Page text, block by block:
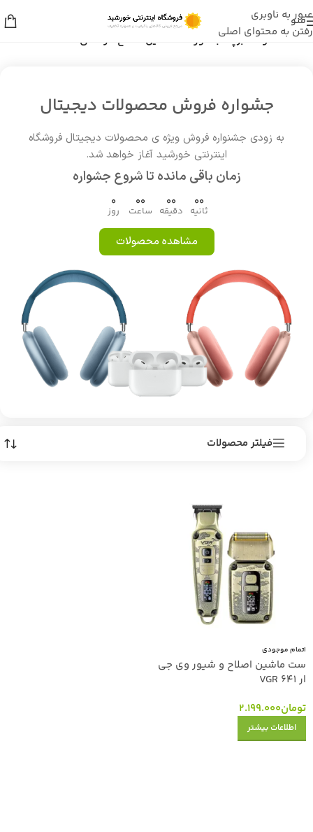
عبور به ناوبری
رفتن به محتوای اصلی
منو
خانه/ محصولات برچسب خورده “ماشین اصلاح حرفه ای VGR 641”
جشواره فروش محصولات دیجیتال
به زودی جشنواره فروش ویژه ی محصولات دیجیتال فروشگاه
اینترنتی خورشید آغاز خواهد شد.
زمان باقی مانده تا شروع جشواره
0
روز
00
ساعت
00
دقیقه
00
ثانیه
مشاهده محصولات
فیلتر محصولات
اتمام موجودی
ست ماشین اصلاح و شیور وی جی
ار VGR 641
تومان2.199.000
اطلاعات بیشتر